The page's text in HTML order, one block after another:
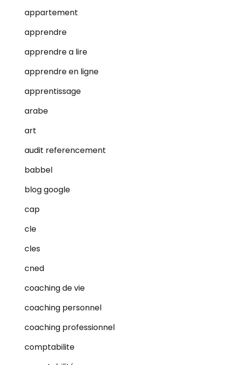
appartement
apprendre
apprendre a lire
apprendre en ligne
apprentissage
arabe
art
audit referencement
babbel
blog google
cap
cle
cles
cned
coaching de vie
coaching personnel
coaching professionnel
comptabilite